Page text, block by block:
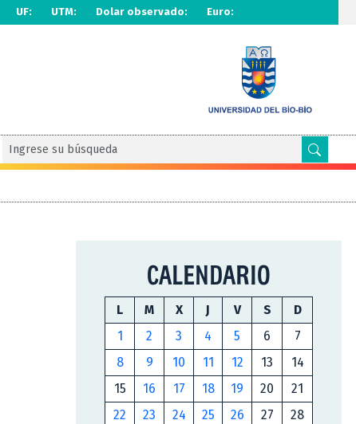
UF: UTM: Dolar observado: Euro:
CALENDARIO
L M X J V S
D
1
2 3 4 5 6
7
8
9 10 11 12 13
14
15
16 17 18 19 20
21
22
23 24 25 26 27
28